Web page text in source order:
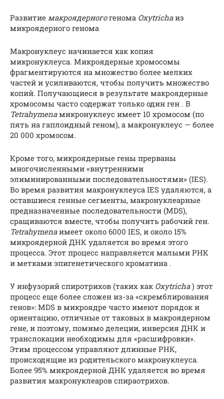
Развитие макроядерногогенома Oxytrichaиз
микроядерного генома
Макронуклеус начинается как копия
микронуклеуса. Микроядерные хромосомы
фрагментируются на множество более мелких
частей и усиливаются, чтобы получить множество
копий. Получающиеся в результате макроядерные
хромосомы часто содержат только один ген . В
Tetrahymenaмикронуклеус имеет 10 хромосом (по
пять на гаплоидный геном), а макронуклеус — более
20 000 хромосом.
Кроме того, микроядерные гены прерваны
многочисленными «внутренними
элиминированными последовательностями» (IES).
Во время развития макронуклеуса IES удаляются, а
оставшиеся генные сегменты, макронуклеарные
предназначенные последовательности (MDS),
сращиваются вместе, чтобы получить рабочий ген.
Tetrahymenaимеет около 6000 IES, и около 15%
микроядерной ДНК удаляется во время этого
процесса. Этот процесс направляется малыми РНК
и метками эпигенетического хроматина .
У инфузорий спиротрихов (таких как Oxytricha) этот
процесс еще более сложен из-за «скремблирования
генов»: MDS в микроядре часто имеют порядок и
ориентацию, отличные от таковых в макроядерном
гене, и поэтому, помимо делеции, инверсия ДНК и
транслокации необходимы для «расшифровки».
Этим процессом управляют длинные РНК,
происходящие из родительского макронуклеуса.
Более 95% микроядерной ДНК удаляется во время
развития макронуклеаров спираотрихов.